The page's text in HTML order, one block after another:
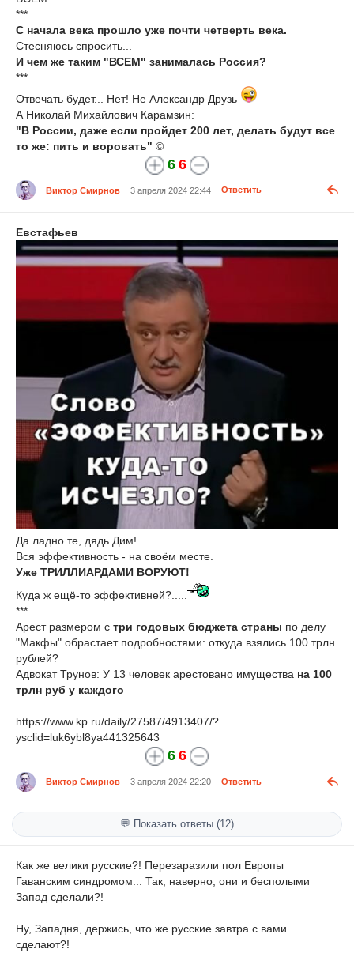
***
С начала века прошло уже почти четверть века.
Стесняюсь спросить...
И чем же таким "ВСЕМ" занималась Россия?
***
Отвечать будет... Нет! Не Александр Друзь
А Николай Михайлович Карамзин:
"В России, даже если пройдет 200 лет, делать будут все
то же: пить и воровать" ©
6 6
Виктор Смирнов 3 апреля 2024 22:44 Ответить
Евстафьев
Да ладно те, дядь Дим!
Вся эффективность - на своём месте.
Уже ТРИЛЛИАРДАМИ ВОРУЮТ!
Куда ж ещё-то эффективней?.....
***
Арест размером с три годовых бюджета страны по делу
"Макфы" обрастает подробностями: откуда взялись 100 трлн
рублей?
Адвокат Трунов: У 13 человек арестовано имущества на 100
трлн руб у каждого
https://www.kp.ru/daily/27587/4913407/?
ysclid=luk6ybl8ya441325643
6 6
Виктор Смирнов 3 апреля 2024 22:20 Ответить
💬 Показать ответы (12)
Как же велики русские?! Перезаразили пол Европы
Гаванским синдромом... Так, наверно, они и бесполыми
Запад сделали?!
Ну, Западня, держись, что же русские завтра с вами
сделают?!